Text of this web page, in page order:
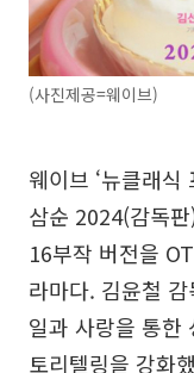
(사진제공=웨이브)
웨이브 ‘뉴클래식
삼순 2024(감독
16부작 버전을
라마다. 김윤철
일과 사랑을 통한
토리텔링을 강화